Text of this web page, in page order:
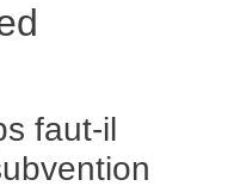
faut-il